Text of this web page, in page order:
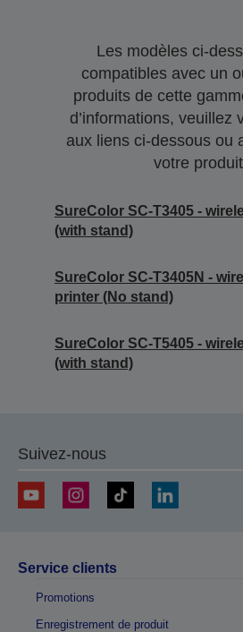
Les modèles ci-
compatibles avec un
produits de cette
d’informations, veuillez
aux liens ci-dessous ou
votre
SureColor SC-T3405 -
(with stand)
SureColor SC-T3405N -
printer (No stand)
SureColor SC-T5405 -
(with stand)
Suivez-nous
Service clients
Promotions
Enregistrement de produit